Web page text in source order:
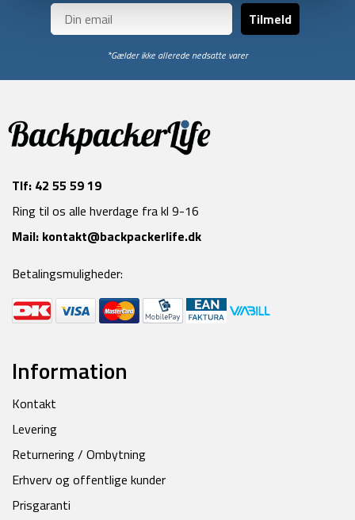
Tilmeld
*Gælder ikke allerede nedsatte varer
Tlf: 42 55 59 19
Ring til os alle hverdage fra kl 9-16
Mail: kontakt@backpackerlife.dk
Betalingsmuligheder:
Information
Kontakt
Levering
Returnering / Ombytning
Erhverv og offentlige kunder
Prisgaranti